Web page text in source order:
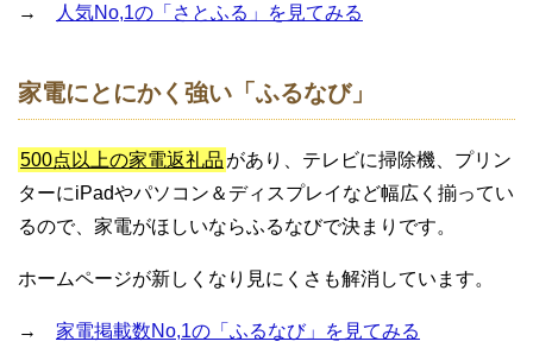
→ 人気No,1の「さとふる」を見てみる
家電にとにかく強い「ふるなび」
500点以上の家電返礼品 があり、テレビに掃除機、プリン
ターにiPadやパソコン＆ディスプレイなど幅広く揃ってい
るので、家電がほしいならふるなびで決まりです。
ホームページが新しくなり見にくさも解消しています。
→ 家電掲載数No,1の「ふるなび」を見てみる